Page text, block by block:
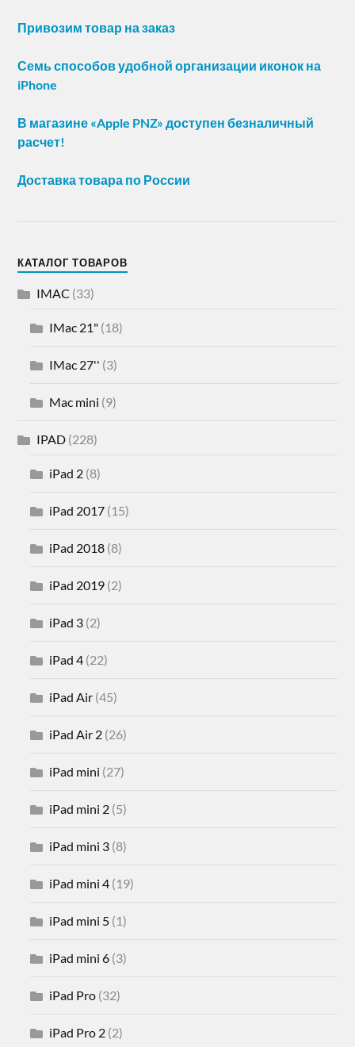
Привозим товар на заказ
Семь способов удобной организации иконок на
iPhone
В магазине «Apple PNZ» доступен безналичный
расчет!
Доставка товара по России
КАТАЛОГ ТОВАРОВ
IMAC (33)
IMac 21" (18)
IMac 27'' (3)
Mac mini (9)
IPAD (228)
iPad 2 (8)
iPad 2017 (15)
iPad 2018 (8)
iPad 2019 (2)
iPad 3 (2)
iPad 4 (22)
iPad Air (45)
iPad Air 2 (26)
iPad mini (27)
iPad mini 2 (5)
iPad mini 3 (8)
iPad mini 4 (19)
iPad mini 5 (1)
iPad mini 6 (3)
iPad Pro (32)
iPad Pro 2 (2)